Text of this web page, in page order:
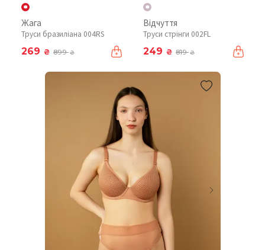
Жага
Труси бразиліана 004RS
269 ₴ 899₴
Відчуття
Труси стрінги 002FL
249 ₴ 819₴